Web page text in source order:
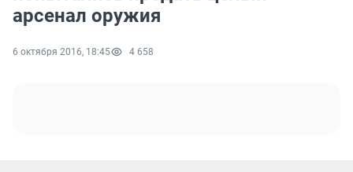
арсенал оружия
6 октября 2016, 18:45 4 658